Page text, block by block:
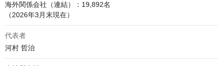
海外関係会社（連結）：19,892名
（2026年3月末現在）
代表者
河村 哲治